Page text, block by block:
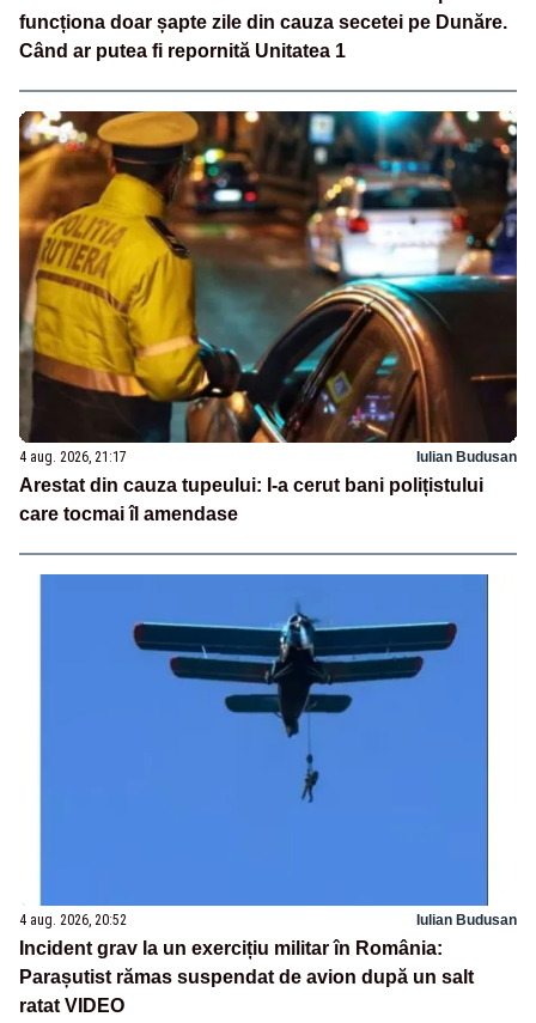
funcționa doar șapte zile din cauza secetei pe Dunăre.
Când ar putea fi repornită Unitatea 1
4 aug. 2026, 21:17 Iulian Budusan
Arestat din cauza tupeului: I-a cerut bani polițistului
care tocmai îl amendase
4 aug. 2026, 20:52 Iulian Budusan
Incident grav la un exercițiu militar în România:
Parașutist rămas suspendat de avion după un salt
ratat VIDEO